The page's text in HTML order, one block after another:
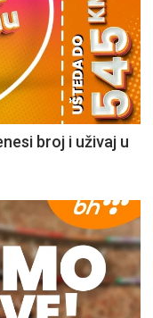
broj i uživaj u